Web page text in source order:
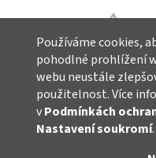
Používáme cookies,
pohodlné prohlížení
webu neustále
použitelnost. Více
vPodmínkách
Nastavení soukromí.